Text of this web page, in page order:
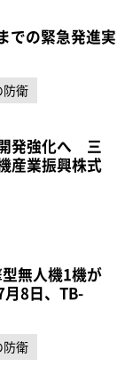
での緊急発進実
防衛
発強化へ 三
産業振興株式
無人機1機が
月8日、TB-
防衛